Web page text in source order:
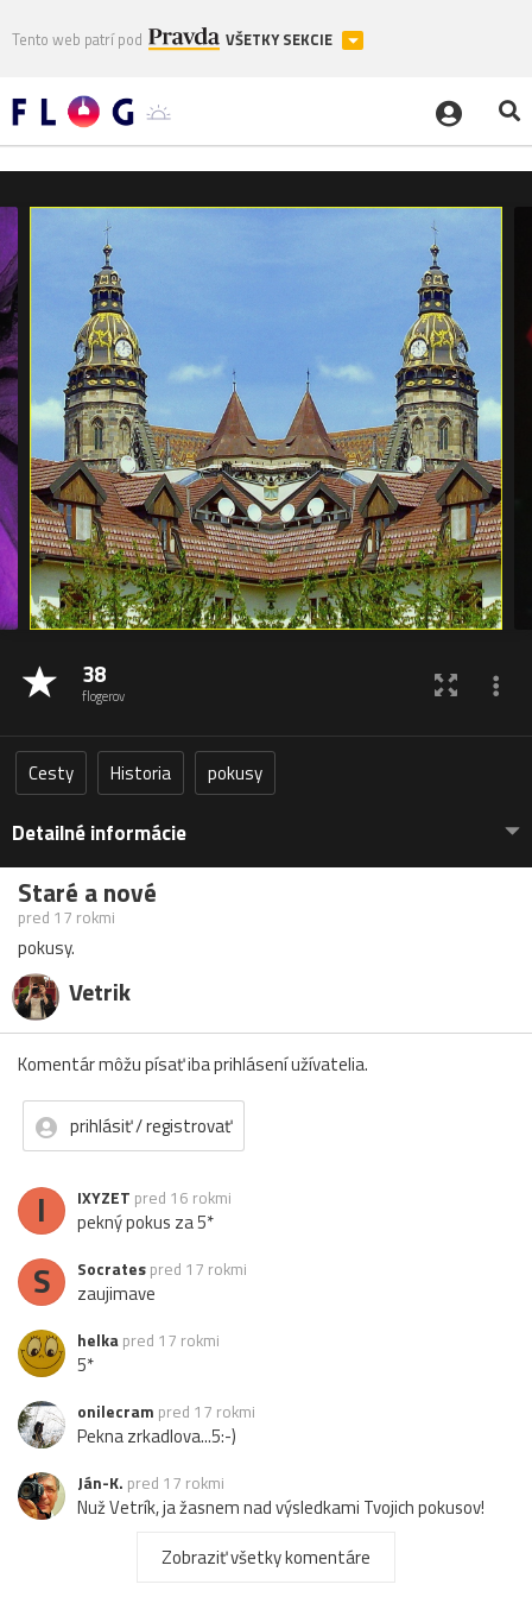
Tento web patrí pod VŠETKY SEKCIE
38
flogerov
Cesty Historia pokusy
Detailné informácie
Staré a nové
pred 17 rokmi
pokusy.
Vetrik
Komentár môžu písať iba prihlásení užívatelia.
prihlásiť / registrovať
I IXYZET pred 16 rokmi
pekný pokus za 5*
S Socrates pred 17 rokmi
zaujimave
helka pred 17 rokmi
5*
onilecram pred 17 rokmi
Pekna zrkadlova...5:-)
Ján-K. pred 17 rokmi
Nuž Vetrík, ja žasnem nad výsledkami Tvojich pokusov!
pripomenulo hrad, alebo čosi také a až potom som sa
Zobraziť všetky komentáre